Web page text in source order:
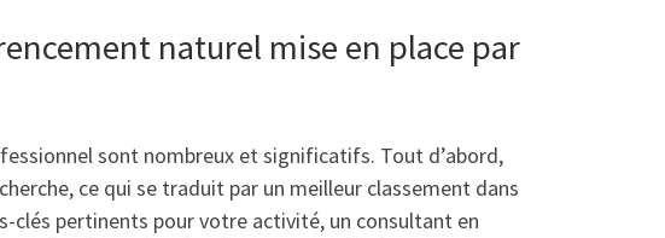
naturel mise en place par
sont nombreux et significatifs. Tout d’abord,
ce qui se traduit par un meilleur classement dans
pertinents pour votre activité, un consultant en